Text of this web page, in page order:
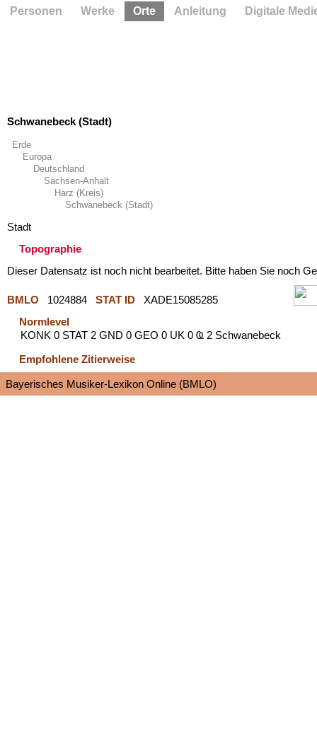
Schwanebeck (Stadt)
Erde
Europa
Deutschland
Sachsen-Anhalt
Harz (Kreis)
Schwanebeck (Stadt)
Stadt
Topographie
Dieser Datensatz ist noch nicht bearbeitet. Bitte haben Sie noch
BMLO 1024884 STAT ID
XADE15085285
Normlevel
KONK 0 STAT 2 GND 0 GEO 0 UK 0 Ҩ 2 Schwanebeck
Empfohlene Zitierweise
Bayerisches Musiker-Lexikon Online (BMLO)
Personen Werke Orte Anleitung Digitale